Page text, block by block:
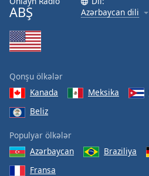
ABŞ
Azərbaycan dili
Qonşu ölkələr
Kanada
Meksika
Beliz
Populyar ölkələr
Azərbaycan
Braziliya
Fransa